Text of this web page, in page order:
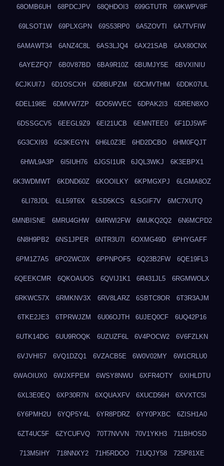
68OMB6UH 68PDCJPV 68QHDOI3 699GTUTR 69KWPV8F
69LSOT1W 69PLXGPN 69S53RP0 6A5ZOVTI 6A7TVFIW
6AMAWT34 6ANZ4C8L 6AS3LJQ4 6AX21SAB 6AX80CNX
6AYEZFQ7 6B0V87BD 6BA9R10Z 6BUMJY5E 6BVXINIU
6CJKUI7J 6D1OSCXH 6D8BUPZM 6DCMVTHM 6DDK07UL
6DEL198E 6DMVW7ZP 6DO5WVEC 6DPAK2I3 6DREN8XO
6DSSGCV5 6EEGL9Z9 6EI21UCB 6EMNTEE0 6F1DJ5WF
6G3CXI93 6G3KEGYN 6H6L0Z3E 6HD2DCBO 6HM0FQJT
6HWL9A3P 6I5IUH76 6JGSI1UR 6JQL3WKJ 6K3EBPX1
6K3WDMWT 6KDND60Z 6KOOILKY 6KPMGXPJ 6LGMA8OZ
6LI78JDL 6LL59T6X 6LSD5KCS 6LSGIF7V 6MC7XUTQ
6MNBISNE 6MRU4GHW 6MRWI2FW 6MUKQ2Q2 6N6MCPD2
6N8H9PB2 6NS1JPER 6NTR3U7I 6OXMG49D 6PHYGAFF
6PM1Z7A5 6PO2WC0X 6PPNPOF5 6Q23B2FW 6QE19FL3
6QEEKCMR 6QKOAUOS 6QVIJ1K1 6R431JL5 6RGMWOLX
6RKWC57X 6RMKNV3X 6RV8LARZ 6SBTC8OR 6T3R3AJM
6TKE2JE3 6TPRWJZM 6U06OJTH 6UJEQ0CF 6UQ42P16
6UTK14DG 6UU9ROQK 6UZUZF6L 6V4POCW2 6V6FZLKN
6VJVHI57 6VQ1DZQ1 6VZACB5E 6W0V02MY 6W1CRLU0
6WAOIUX0 6WJXFPEM 6WSY8NWU 6XFR4OTY 6XIHLDTU
6XL3E0EQ 6XP30R7N 6XQUAXFV 6XUCD56H 6XVXTC5I
6Y6PMH2U 6YQP5Y4L 6YR8PDRZ 6YY0PXBC 6ZISH1A0
6ZT4UC5F 6ZYCUFVQ 70T7NVVN 70V1YKH3 711BHOSD
713M5IHY 718NNXY2 71H5RDOO 71UQJY58 725P81XE